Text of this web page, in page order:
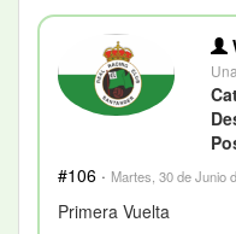
#106 · Martes, 30 de Junio
Primera Vuelta